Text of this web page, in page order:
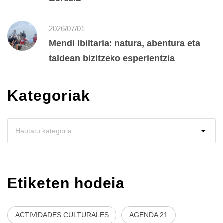
2026/07/01
Mendi Ibiltaria: natura, abentura eta
taldean bizitzeko esperientzia
Kategoriak
Etiketen hodeia
ACTIVIDADES CULTURALES AGENDA 21